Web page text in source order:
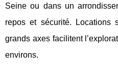
Seine ou dans un
repos et sécurité. Locations
grands axes facilitent
environs.